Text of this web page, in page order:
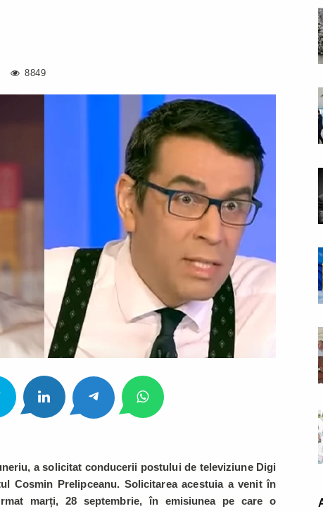
8849
a solicitat conducerii postului de televiziune Digi
Cosmin Prelipceanu. Solicitarea acestuia a venit în
marți, 28 septembrie, în emisiunea pe care o